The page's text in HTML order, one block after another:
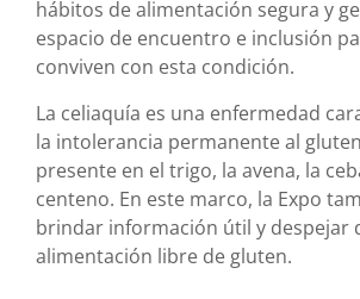
hábitos de alimentación segura y
espacio de encuentro e inclusión
conviven con esta condición.
La celiaquía es una enfermedad
la intolerancia permanente al
presente en el trigo, la avena, la
centeno. En este marco, la Expo
brindar información útil y despejar
alimentación libre de gluten.